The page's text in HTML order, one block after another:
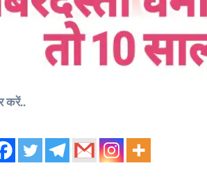
करें..